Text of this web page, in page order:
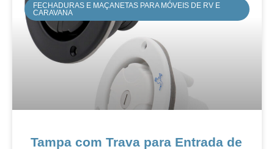
FECHADURAS E MAÇANETAS PARA MÓVEIS DE RV E
CARAVANA
Tampa com Trava para Entrada de